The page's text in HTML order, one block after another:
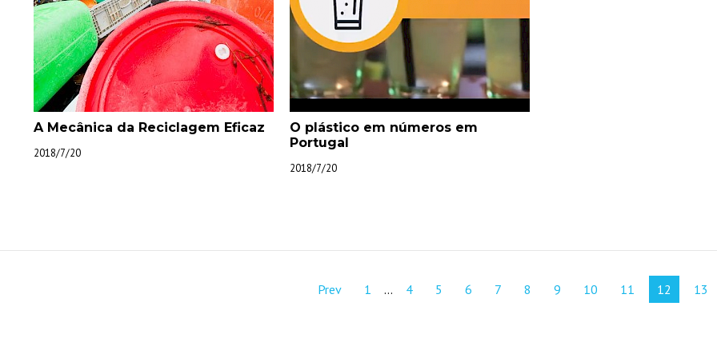
A Mecânica da Reciclagem Eficaz
2018/7/20
O plástico em números em
Portugal
2018/7/20
Prev 1 … 4 5 6 7 8 9 10 11 12 13